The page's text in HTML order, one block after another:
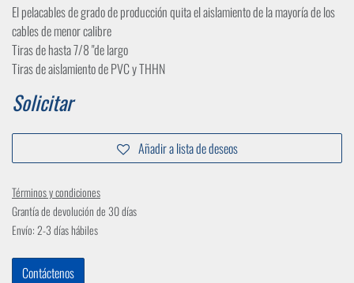
El pelacables de grado de producción quita el aislamiento de la mayoría de los
cables de menor calibre
Tiras de hasta 7/8 "de largo
Tiras de aislamiento de PVC y THHN
Solicitar
Añadir a lista de deseos
Términos y condiciones
Grantía de devolución de 30 días
Envío: 2-3 días hábiles
Contáctenos